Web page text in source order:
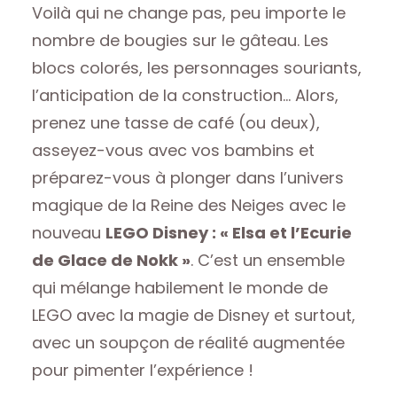
Voilà qui ne change pas, peu importe le
nombre de bougies sur le gâteau. Les
blocs colorés, les personnages souriants,
l’anticipation de la construction… Alors,
prenez une tasse de café (ou deux),
asseyez-vous avec vos bambins et
préparez-vous à plonger dans l’univers
magique de la Reine des Neiges avec le
nouveau LEGO Disney : « Elsa et l’Ecurie
de Glace de Nokk ». C’est un ensemble
qui mélange habilement le monde de
LEGO avec la magie de Disney et surtout,
avec un soupçon de réalité augmentée
pour pimenter l’expérience !